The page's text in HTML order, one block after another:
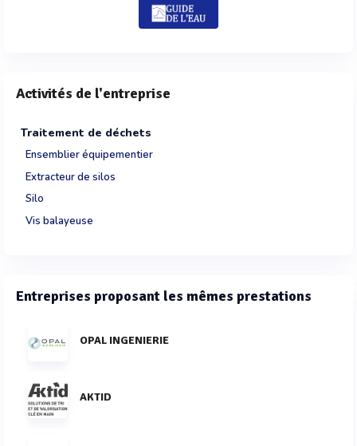
Activités de l'entreprise
Traitement de déchets
Ensemblier équipementier
Extracteur de silos
Silo
Vis balayeuse
Entreprises proposant les mêmes prestations
OPAL INGENIERIE
AKTID